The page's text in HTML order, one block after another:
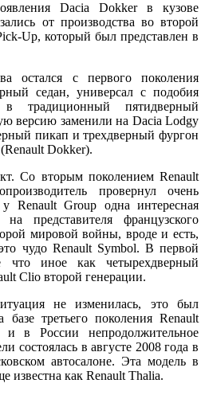
Dacia Dokker в кузове
от производства во второй
Up, который был представлен в
остался с первого поколения
седан, универсал с подобия
в традиционный пятидверный
версию заменили на Dacia Lodgy
пикап и трехдверный фургон
Dokker).
Со вторым поколением Renault
провернул очень
Renault Group одна интересная
представителя французского
мировой войны, вроде и есть,
чудо Renault Symbol. В первой
иное как четырехдверный
Clio второй генерации.
не изменилась, это был
третьего поколения Renault
и в России непродолжительное
состоялась в августе 2008 года в
автосалоне. Эта модель в
известна как Renault Thalia.